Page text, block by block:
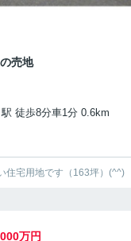
売地
徒歩8分車1分 0.6km
住宅用地です（163坪）(^^)
万円